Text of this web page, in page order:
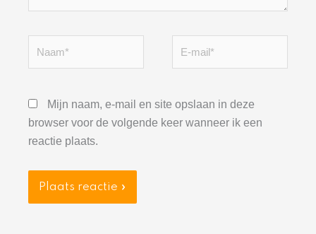
Mijn naam, e-mail en site opslaan in deze
browser voor de volgende keer wanneer ik een
reactie plaats.